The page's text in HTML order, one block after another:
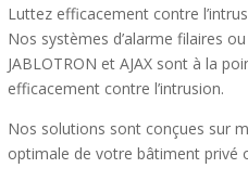
Luttez efficacement contre
Nos systèmes d’alarme filaires
JABLOTRON et AJAX sont à la
efficacement contre l’intrusion.
Nos solutions sont conçues sur
optimale de votre bâtiment privé